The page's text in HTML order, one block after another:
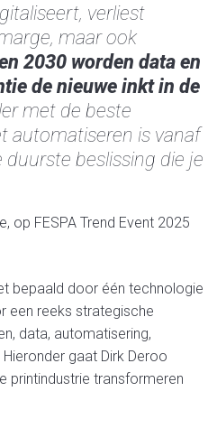
verliest
maar ook
2030 worden data en
de nieuwe inkt in de
met de beste
automatiseren is vanaf
beslissing die je
op FESPA Trend Event 2025
bepaald door één technologie
een reeks strategische
data, automatisering,
gaat Dirk Deroo
printindustrie transformeren